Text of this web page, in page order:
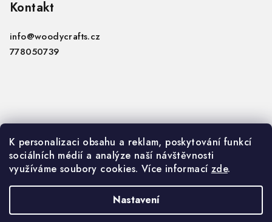
K personalizaci obsahu a reklam, poskytování funkcí
sociálních médií a analýze naší návštěvnosti
využíváme soubory cookies. Více informací zde.
Nastavení
Kontakt
info@woodycrafts.cz
778050739
VOP
GDPR
Copyright 2026Woody Crafts B2B. Všechna práva